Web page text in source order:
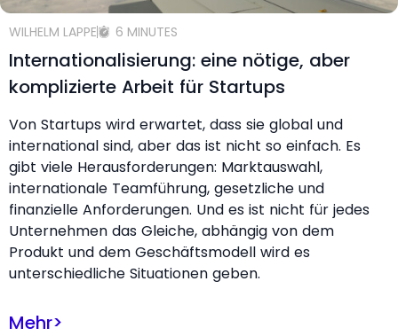
WILHELM LAPPE 6 MINUTES
Internationalisierung: eine nötige, aber
komplizierte Arbeit für Startups
Von Startups wird erwartet, dass sie global und
international sind, aber das ist nicht so einfach. Es
gibt viele Herausforderungen: Marktauswahl,
internationale Teamführung, gesetzliche und
finanzielle Anforderungen. Und es ist nicht für jedes
Unternehmen das Gleiche, abhängig von dem
Produkt und dem Geschäftsmodell wird es
unterschiedliche Situationen geben.
Mehr>